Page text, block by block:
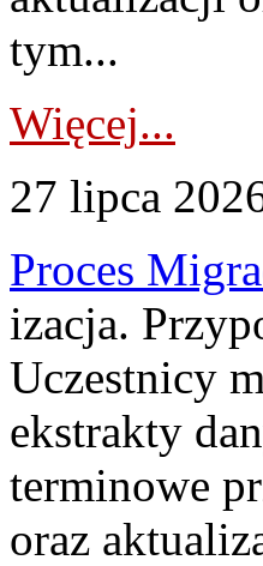
tym...
Więcej...
27 lipca
Proces
izacja.
Uczestnicy
ekstrakty
terminowe
oraz